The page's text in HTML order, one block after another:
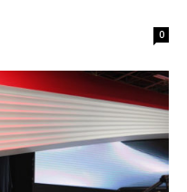
0